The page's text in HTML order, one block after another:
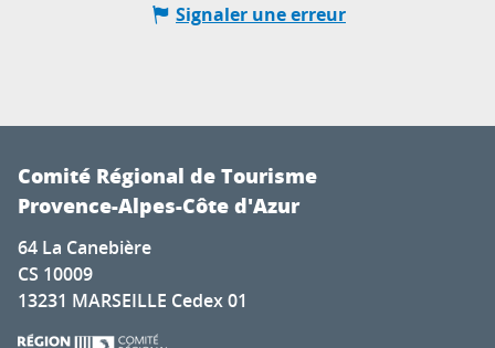
Signaler une erreur
Comité Régional de Tourisme
Provence-Alpes-Côte d'Azur
64 La Canebière
CS 10009
13231 MARSEILLE Cedex 01